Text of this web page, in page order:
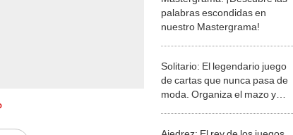
nuestro Mastergrama!
Solitario: El legendario juego
de cartas que nunca pasa de
moda. Organiza el mazo y
demuestra tu habilidad.
Ajedrez: El rey de los juegos
de estrategia. Mueve tus